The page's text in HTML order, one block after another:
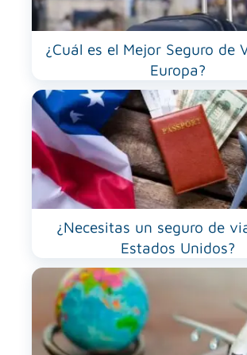
¿Cuál es el Mejor Seguro de
Europa?
¿Necesitas un seguro de
Estados Unidos?